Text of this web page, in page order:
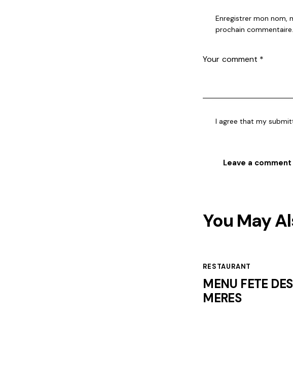
Enregistrer mon nom,
prochain commentaire.
I agree that my
You May
RESTAURANT
MENU FETE DES
MERES